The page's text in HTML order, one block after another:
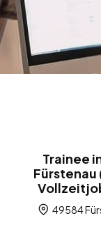
Trainee
49584